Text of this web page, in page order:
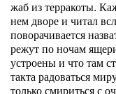
жаб из терракоты.
нем дворе и читал
поворачивается
режут по ночам
устроены и что там
такта радоваться
только смириться с